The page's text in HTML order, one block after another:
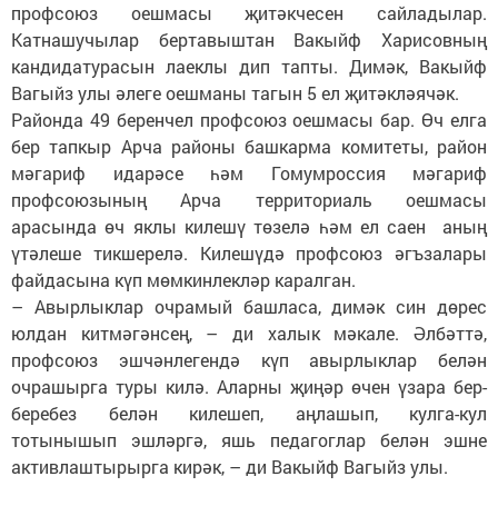
профсоюз оешмасы җитәкчесен сайладылар.
Катнашучылар бертавыштан Вакыйф Харисовның
кандидатурасын лаеклы дип тапты. Димәк, Вакыйф
Вагыйз улы әлеге оешманы тагын 5 ел җитәкләячәк.
Районда 49 беренчел профсоюз оешмасы бар. Өч елга
бер тапкыр Арча районы башкарма комитеты, район
мәгариф идарәсе һәм Гомумроссия мәгариф
профсоюзының Арча территориаль оешмасы
арасында өч яклы килешү төзелә һәм ел саен аның
үтәлеше тикшерелә. Килешүдә профсоюз әгъзалары
файдасына күп мөмкинлекләр каралган.
– Авырлыклар очрамый башласа, димәк син дөрес
юлдан китмәгәнсең, – ди халык мәкале. Әлбәттә,
профсоюз эшчәнлегендә күп авырлыклар белән
очрашырга туры килә. Аларны җиңәр өчен үзара бер-
беребез белән килешеп, аңлашып, кулга-кул
тотынышып эшләргә, яшь педагоглар белән эшне
активлаштырырга кирәк, – ди Вакыйф Вагыйз улы.